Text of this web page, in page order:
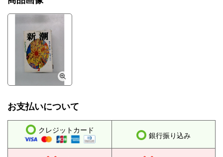
お支払いについて
クレジットカード
銀行振り込み